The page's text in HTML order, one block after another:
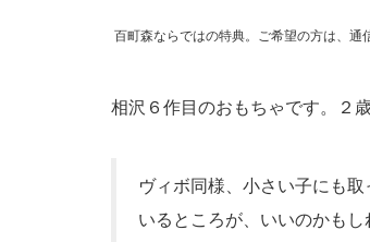
百町森ならではの特典。ご希望の方は、通
相沢６作目のおもちゃです。２
ヴィボ同様、小さい子にも
いるところが、いいのかも